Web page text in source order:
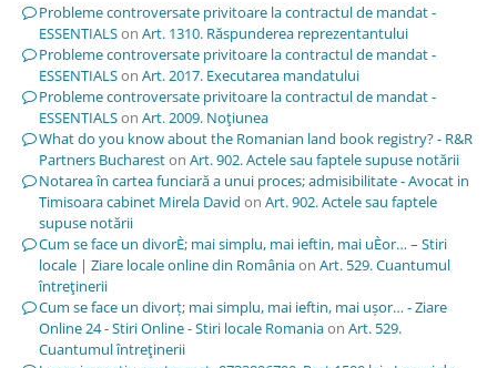
Probleme controversate privitoare la contractul de mandat -
ESSENTIALSon Art. 1310. Răspunderea reprezentantului
Probleme controversate privitoare la contractul de mandat -
ESSENTIALSon Art. 2017. Executarea mandatului
Probleme controversate privitoare la contractul de mandat -
ESSENTIALSon Art. 2009. Noţiunea
What do you know about the Romanian land book registry? - R&R
Partners Buchareston Art. 902. Actele sau faptele supuse notării
Notarea în cartea funciară a unui proces; admisibilitate - Avocat in
Timisoara cabinet Mirela David on Art. 902. Actele sau faptele
supuse notării
Cum se face un divorÈ; mai simplu, mai ieftin, mai uÈor… – Stiri
locale | Ziare locale online din Româniaon Art. 529. Cuantumul
întreţinerii
Cum se face un divorț; mai simplu, mai ieftin, mai ușor… - Ziare
Online 24 - Stiri Online - Stiri locale Romaniaon Art. 529.
Cuantumul întreţinerii